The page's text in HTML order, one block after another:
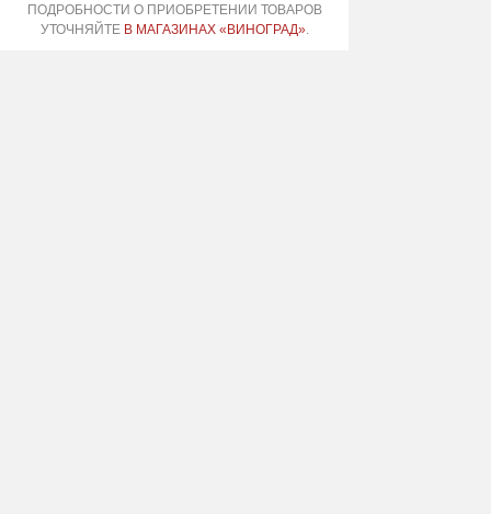
ПОДРОБНОСТИ О ПРИОБРЕТЕНИИ ТОВАРОВ
УТОЧНЯЙТЕ В МАГАЗИНАХ «ВИНОГРАД».